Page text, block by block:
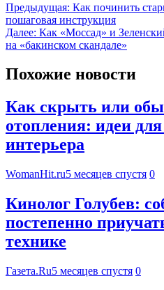
Предыдущая: Как починить
пошаговая инструкция
Далее: Как «Моссад» и
на «бакинском скандале»
Похожие новости
Как скрыть или
отопления: идеи
интерьера
WomanHit.ru5 месяцев спустя 0
Кинолог Голубев:
постепенно
технике
Газета.Ru5 месяцев спустя 0